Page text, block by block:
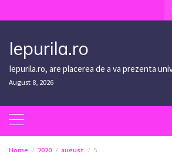
to
Iepurila.ro
Iepurila.ro, are placerea de a va prezenta
August 8, 2026
Home 2020 august 5